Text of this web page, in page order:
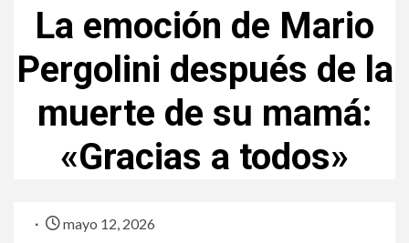
La emoción de Mario
Pergolini después de la
muerte de su mamá:
«Gracias a todos»
mayo 12, 2026